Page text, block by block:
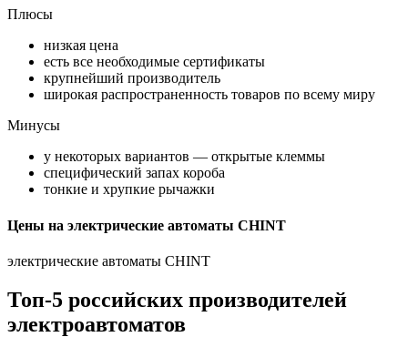
Плюсы
низкая цена
есть все необходимые сертификаты
крупнейший производитель
широкая распространенность товаров по всему миру
Минусы
у некоторых вариантов — открытые клеммы
специфический запах короба
тонкие и хрупкие рычажки
Цены на электрические автоматы CHINT
электрические автоматы CHINT
Топ-5 российских производителей
электроавтоматов